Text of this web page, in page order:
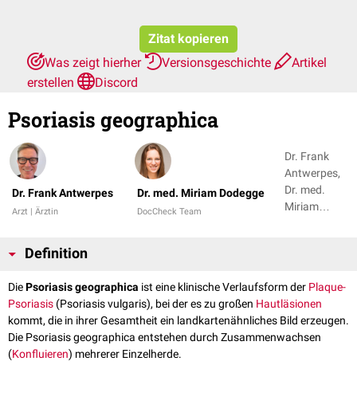
Zitat kopieren
Was zeigt hierher
Versionsgeschichte
Artikel
erstellen
Discord
Psoriasis geographica
Dr. Frank Antwerpes
Arzt | Ärztin
Dr. med. Miriam Dodegge
DocCheck Team
Dr. Frank
Antwerpes,
Dr. med.
Miriam
Definition
DiePsoriasis geographica ist eine klinische Verlaufsform der Plaque-
Psoriasis (Psoriasis vulgaris), bei der es zu großen Hautläsionen
kommt, die in ihrer Gesamtheit ein landkartenähnliches Bild erzeugen.
Die Psoriasis geographica entstehen durch Zusammenwachsen
(Konfluieren) mehrerer Einzelherde.